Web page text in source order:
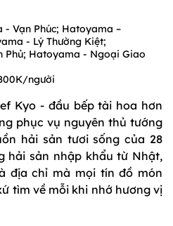
- Vạn Phúc; Hatoyama –
- Lý Thường Kiệt;
Phủ; Hatoyama - Ngoại Giao
người
Kyo - đầu bếp tài hoa hơn
phục vụ nguyên thủ tướng
hải sản tươi sống của 28
hải sản nhập khẩu từ Nhật,
địa chỉ mà mọi tín đồ món
tìm về mỗi khi nhớ hương vị